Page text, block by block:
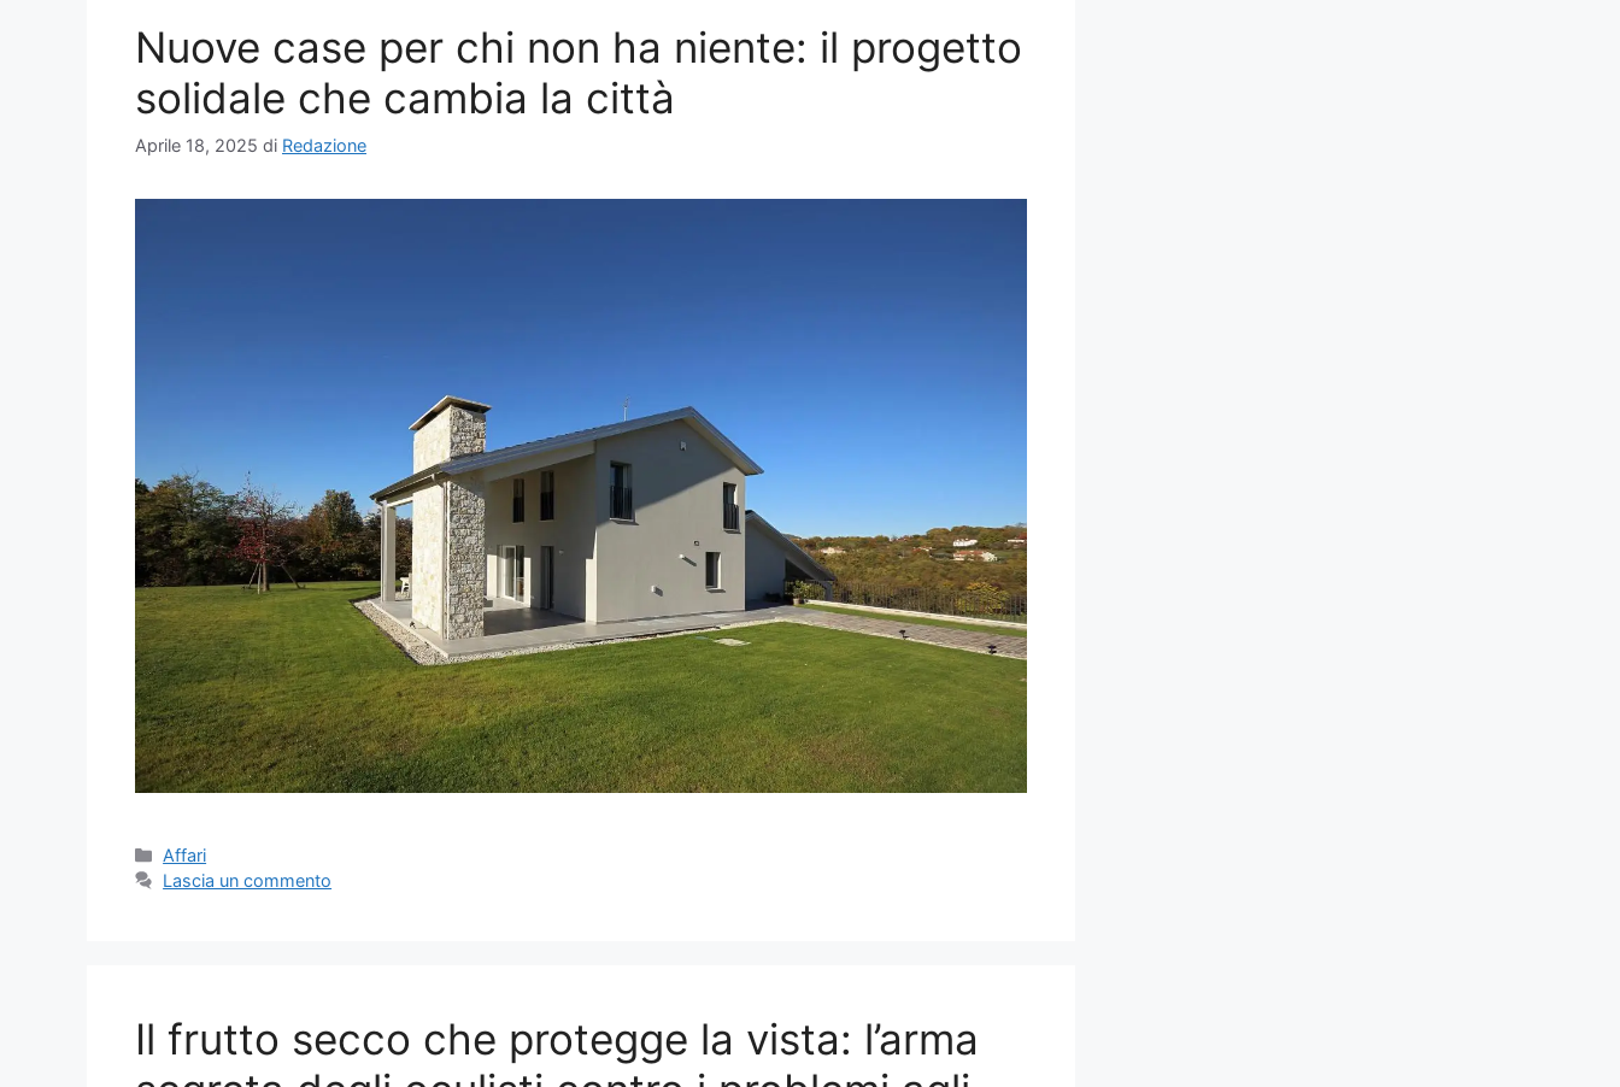
Nuove case per chi non ha niente: il progetto
solidale che cambia la città
Aprile 18, 2025 di Redazione
Categorie
Affari
Lascia un commento
Il frutto secco che protegge la vista: l’arma